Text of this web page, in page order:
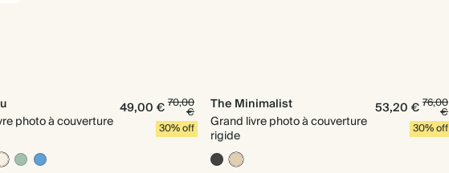
photo à couverture
49,00 €70,00
€
30% off
The Minimalist
Grand livre photo à couverture
rigide
53,20 €76,00
€
30% off